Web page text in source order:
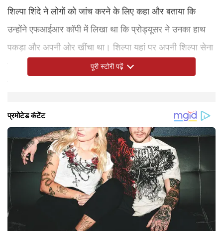
शिल्पा शिंदे ने लोगों को जांच करने के लिए कहा और बताया कि
उन्होंने एफआईआर कॉपी में लिखा था कि प्रोड्यूसर ने उनका हाथ
पकड़ा और अपनी ओर खींचा था। शिल्पा यहां पर अपनी शिल्पा सेना
की जिक्र करना नहीं भूलती हैं, जो उनका इस विवाद में सपोर्ट कर
पूरी स्टोरी पढ़ें